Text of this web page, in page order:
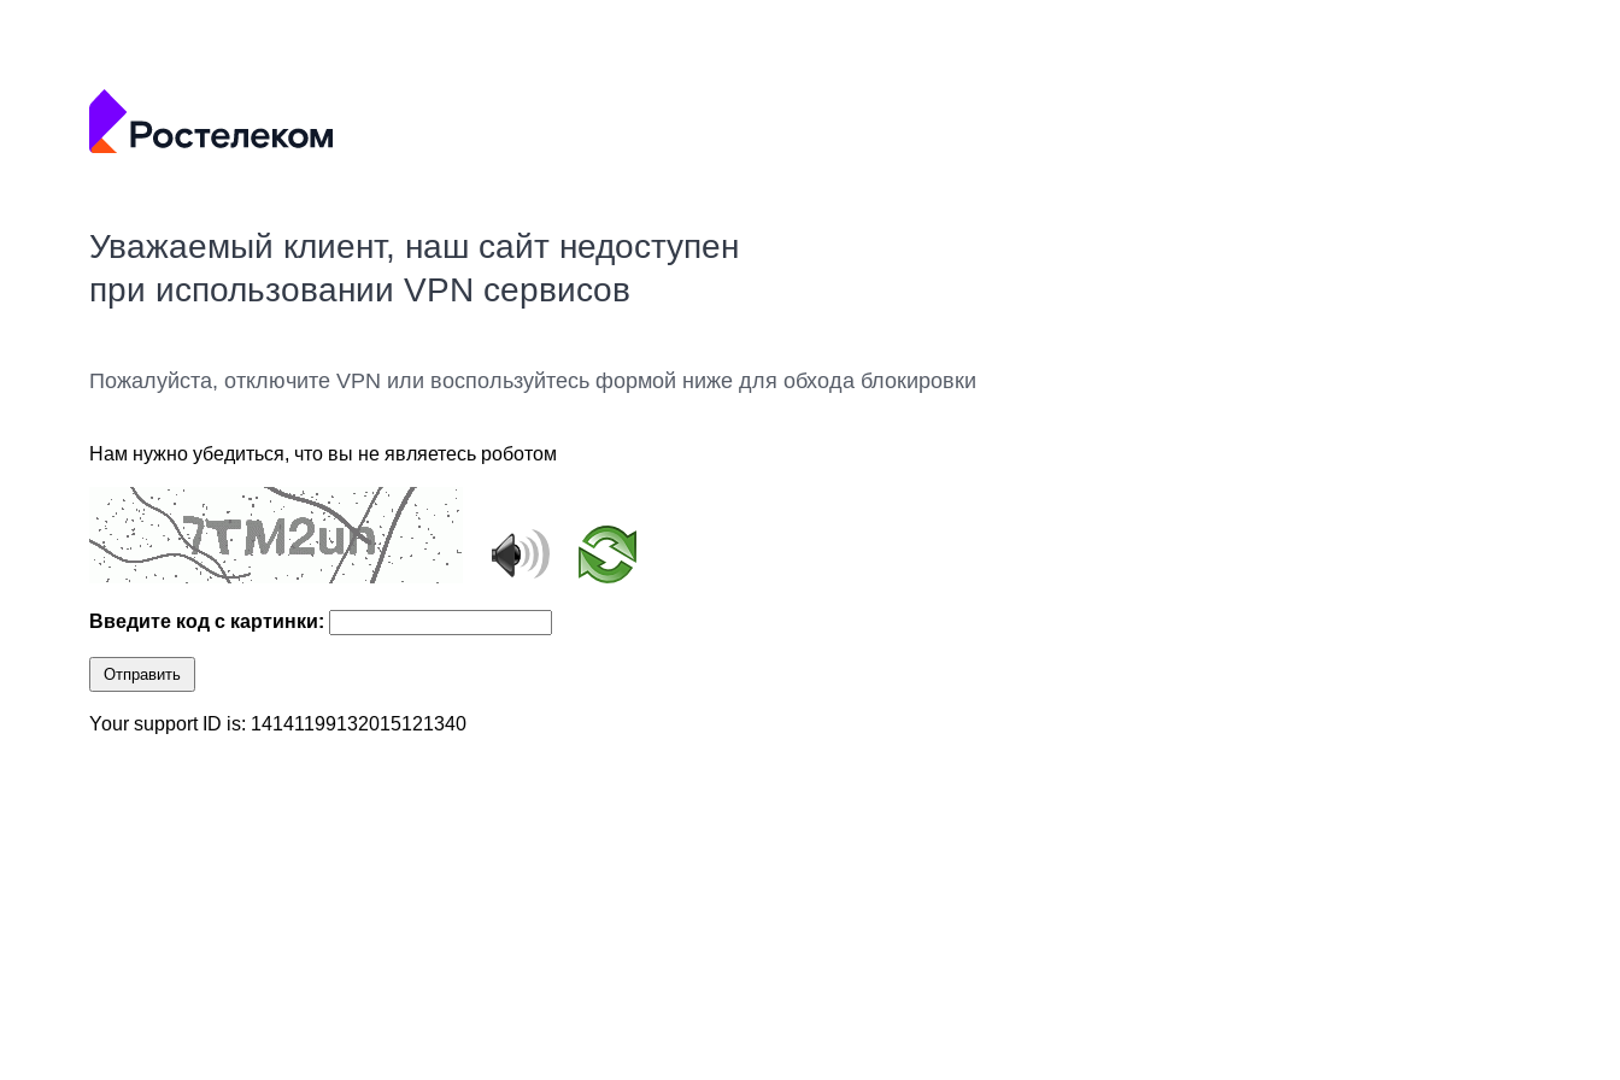
Уважаемый клиент, наш сайт недоступен
при использовании VPN сервисов
Пожалуйста, отключите VPN или воспользуйтесь формой ниже для обхода блокировки
Нам нужно убедиться, что вы не являетесь роботом
Введите код с картинки:
Отправить
Your support ID is: 14141199132015121340